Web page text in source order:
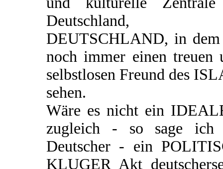
Deutschland,
DEUTSCHLAND, in dem
noch immer einen treuen
selbstlosen Freund des
sehen.
Wäre es nicht ein
zugleich - so sage ich
Deutscher - ein
KLUGER Akt